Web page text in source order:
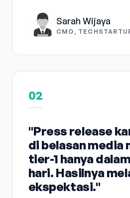
Sarah Wijaya
CMO,
02
"Press release
di belasan media
tier-1 hanya
hari. Hasilnya
ekspektasi."